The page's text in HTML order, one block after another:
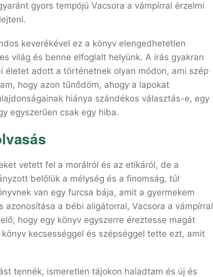
gyors tempójú Vacsora a vámpírral érzelmi
keverékével ez a könyv elengedhetetlen
világ és benne elfoglalt helyünk. A írás gyakran
életet adott a történetnek olyan módon, ami szép
hogy azon tűnődöm, ahogy a lapokat
hiánya szándékos választás-e, egy
egyszerűen csak egy hiba.
vetett fel a morálról és az etikáról, de a
belőlük a mélység és a finomság, túl
van egy furcsa bája, amit a gyermekem
a bébi aligátorral, Vacsora a vámpírral
hogy egy könyv egyszerre éreztesse magát
kecsességgel és szépséggel tette ezt, amit
tennék, ismeretlen tájokon haladtam és új és